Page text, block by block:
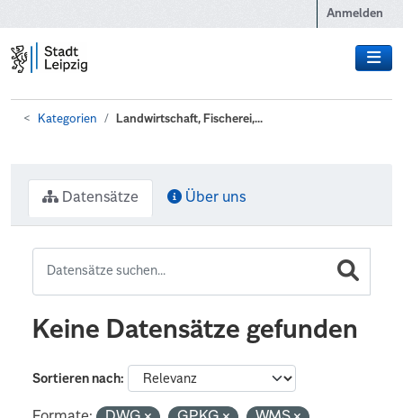
Anmelden
Kategorien Landwirtschaft, Fischerei,...
Datensätze Über uns
Keine Datensätze gefunden
Sortieren nach